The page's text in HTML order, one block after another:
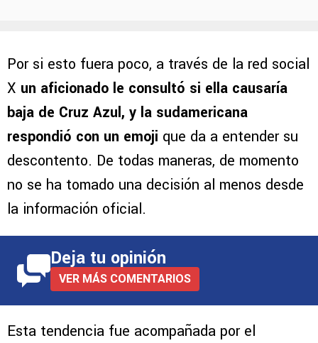
Por si esto fuera poco, a través de la red social
X un aficionado le consultó si ella causaría
baja de Cruz Azul, y la sudamericana
respondió con un emoji que da a entender su
descontento. De todas maneras, de momento
no se ha tomado una decisión al menos desde
la información oficial.
Deja tu opinión
VER MÁS COMENTARIOS
Esta tendencia fue acompañada por el